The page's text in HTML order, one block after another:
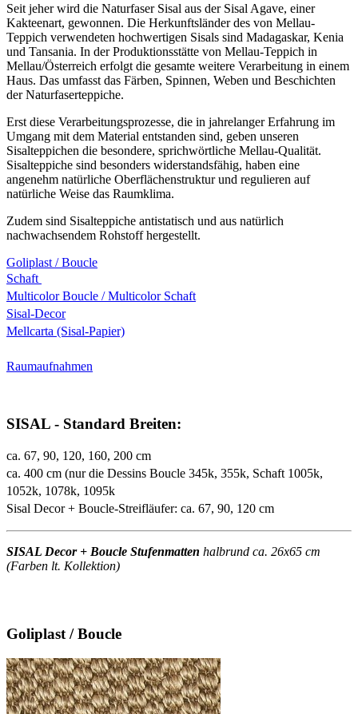
Seit jeher wird die Naturfaser Sisal aus der Sisal Agave, einer
Kakteenart, gewonnen. Die Herkunftsländer des von Mellau-
Teppich verwendeten hochwertigen Sisals sind Madagaskar, Kenia
und Tansania. In der Produktionsstätte von Mellau-Teppich in
Mellau/Österreich erfolgt die gesamte weitere Verarbeitung in einem
Haus. Das umfasst das Färben, Spinnen, Weben und Beschichten
der Naturfaserteppiche.
Erst diese Verarbeitungsprozesse, die in jahrelanger Erfahrung im
Umgang mit dem Material entstanden sind, geben unseren
Sisalteppichen die besondere, sprichwörtliche Mellau-Qualität.
Sisalteppiche sind besonders widerstandsfähig, haben eine
angenehm natürliche Oberflächenstruktur und regulieren auf
natürliche Weise das Raumklima.
Zudem sind Sisalteppiche antistatisch und aus natürlich
nachwachsendem Rohstoff hergestellt.
Goliplast / Boucle
Schaft
Multicolor Boucle / Multicolor Schaft
Sisal-Decor
Mellcarta (Sisal-Papier)
Raumaufnahmen
SISAL - Standard Breiten:
ca. 67, 90, 120, 160, 200 cm
ca. 400 cm (nur die Dessins Boucle 345k, 355k, Schaft 1005k,
1052k, 1078k, 1095k
Sisal Decor + Boucle-Streifläufer: ca. 67, 90, 120 cm
SISAL Decor + Boucle Stufenmatten halbrund ca. 26x65 cm
(Farben lt. Kollektion)
Goliplast / Boucle